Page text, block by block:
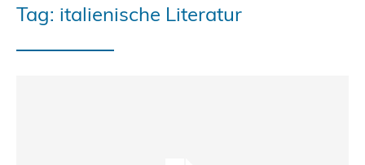
Tag: italienische Literatur